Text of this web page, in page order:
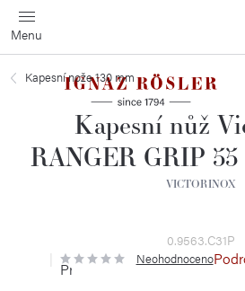
Přejít
na
obsah
Kapesní nože 130 mm
Kapesní nůž
RANGER GRIP
VICTORINOX
0.9563.C31P
Průměrné
hodnocení
Neohodnoceno